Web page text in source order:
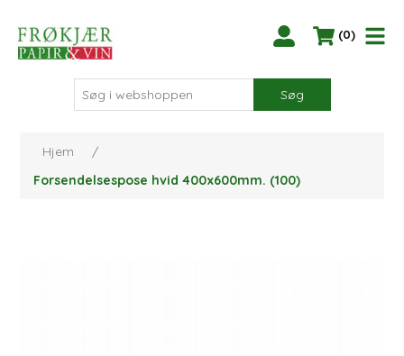
(0)
Søg
Hjem
/
Forsendelsespose hvid 400x600mm. (100)